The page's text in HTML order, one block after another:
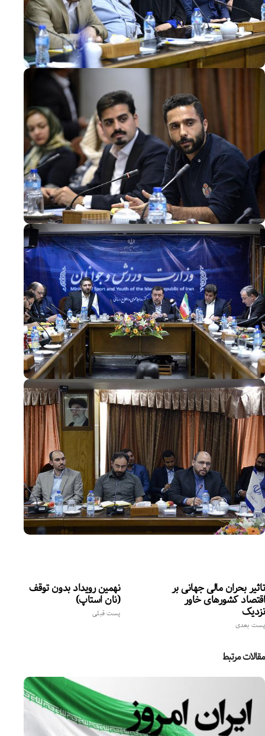
نهمین رویداد بدون توقف
(نان استاپ)
پست قبلی
تاثیر بحران مالی جهانی بر
اقتصاد کشورهای خاور
نزدیک
پست بعدی
مقالات مرتبط